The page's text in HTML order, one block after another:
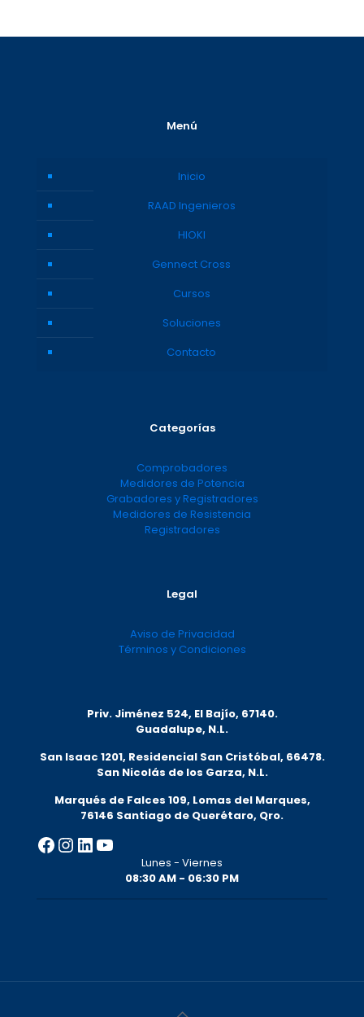
Menú
Inicio
RAAD Ingenieros
HIOKI
Gennect Cross
Cursos
Soluciones
Contacto
Categorías
Comprobadores
Medidores de Potencia
Grabadores y Registradores
Medidores de Resistencia
Registradores
Legal
Aviso de Privacidad
Términos y Condiciones
Priv. Jiménez 524, El Bajío, 67140.
Guadalupe, N.L.
San Isaac 1201, Residencial San Cristóbal, 66478.
San Nicolás de los Garza, N.L.
Marqués de Falces 109, Lomas del Marques,
76146 Santiago de Querétaro, Qro.
Facebook
Instagram
LinkedIn
YouTube
Lunes - Viernes
08:30 AM - 06:30 PM